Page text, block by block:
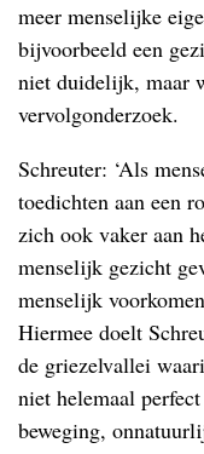
meer menselijke
bijvoorbeeld een
niet duidelijk, maar
vervolgonderzoek.
Schreuter: ‘Als
toedichten aan een
zich ook vaker aan
menselijk gezicht
menselijk
Hiermee doelt
de griezelvallei
niet helemaal
beweging,